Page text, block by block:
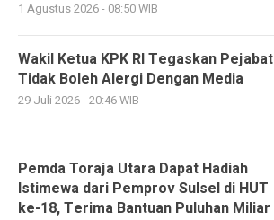
1 Agustus 2026 - 08:50 WIB
Wakil Ketua KPK RI Tegaskan Pejabat
Tidak Boleh Alergi Dengan Media
29 Juli 2026 - 20:46 WIB
Pemda Toraja Utara Dapat Hadiah
Istimewa dari Pemprov Sulsel di HUT
ke-18, Terima Bantuan Puluhan Miliar